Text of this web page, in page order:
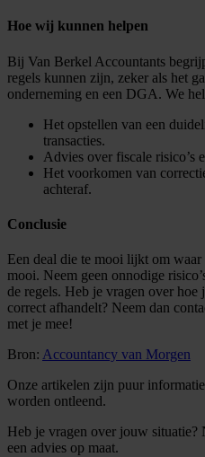
Hoe wij kunnen helpen
Bij Van Berkel Accountants
regels kunnen zijn, zeker als het
onderneming en een DGA. We
Het opstellen van een
transacties.
Advies over fiscale risico’s
Het voorkomen van
achteraf.
Conclusie
Een deal die te mooi lijkt om
mooi. Neem geen onnodige
de regels. Heb je vragen over hoe
correct afhandelt? Neem dan
met je mee!
Bron: Accountancy van Morgen
Onze artikelen zijn puur
worden ontleend.
Heb je vragen over jouw
een advies op maat.